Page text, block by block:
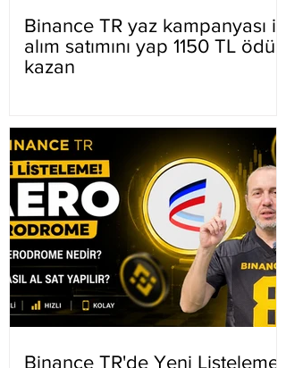
Binance TR yaz kampanyası ilk
alım satımını yap 1150 TL ödül
kazan
Binance TR'de Yeni Listeleme